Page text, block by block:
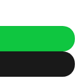
DE